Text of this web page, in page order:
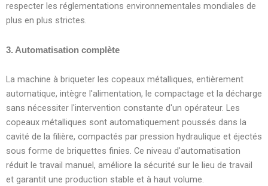
respecter les réglementations environnementales mondiales de
plus en plus strictes.
3. Automatisation complète
La machine à briqueter les copeaux métalliques, entièrement
automatique, intègre l'alimentation, le compactage et la décharge
sans nécessiter l'intervention constante d'un opérateur. Les
copeaux métalliques sont automatiquement poussés dans la
cavité de la filière, compactés par pression hydraulique et éjectés
sous forme de briquettes finies. Ce niveau d'automatisation
réduit le travail manuel, améliore la sécurité sur le lieu de travail
et garantit une production stable et à haut volume.